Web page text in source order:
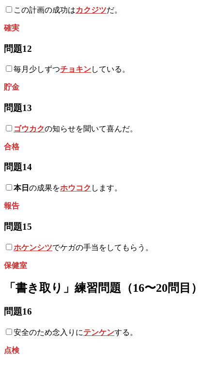
この計画の成功はカクジツだ。
確実
問題12
毎月少しずつチョキンしている。
貯金
問題13
ゴウカクの知らせを聞いて喜んだ。
合格
問題14
本日 の成果をホウコク します。
報告
問題15
ホケンシツでケガの手当をしてもらう。
保健室
「書き取り」練習問題（16〜20問目）
問題16
安全のため念入りにテンケンする。
点検